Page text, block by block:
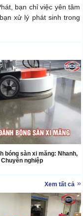
bạn chỉ việc yên tâm
xử lý phát sinh trong
bóng sàn xi măng: Nhanh,
Chuyên nghiệp
Xem tất cả